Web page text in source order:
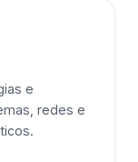
e
redes e